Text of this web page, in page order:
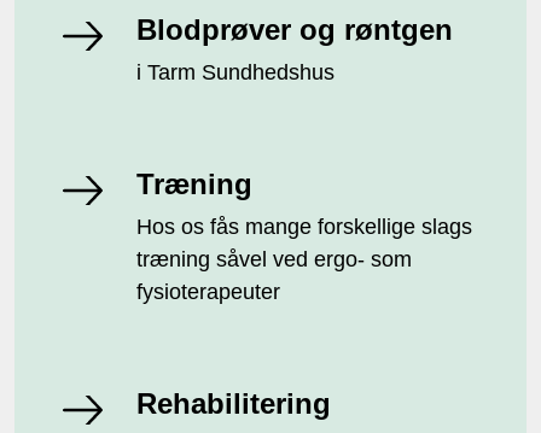
Blodprøver og røntgen
i Tarm Sundhedshus
Træning
Hos os fås mange forskellige slags
træning såvel ved ergo- som
fysioterapeuter
Rehabilitering